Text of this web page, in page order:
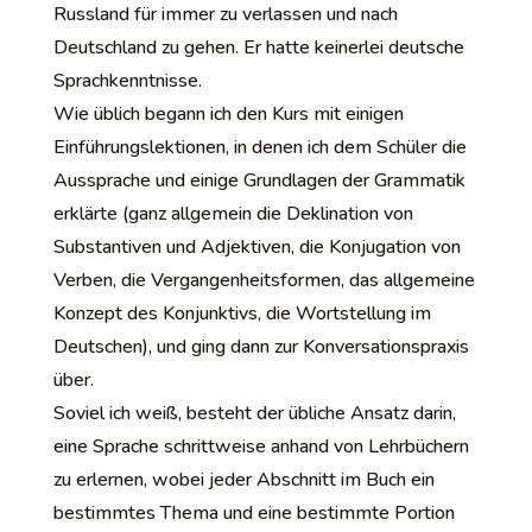
Russland für immer zu verlassen und nach
Deutschland zu gehen. Er hatte keinerlei deutsche
Sprachkenntnisse.
Wie üblich begann ich den Kurs mit einigen
Einführungslektionen, in denen ich dem Schüler die
Aussprache und einige Grundlagen der Grammatik
erklärte (ganz allgemein die Deklination von
Substantiven und Adjektiven, die Konjugation von
Verben, die Vergangenheitsformen, das allgemeine
Konzept des Konjunktivs, die Wortstellung im
Deutschen), und ging dann zur Konversationspraxis
über.
Soviel ich weiß, besteht der übliche Ansatz darin,
eine Sprache schrittweise anhand von Lehrbüchern
zu erlernen, wobei jeder Abschnitt im Buch ein
bestimmtes Thema und eine bestimmte Portion